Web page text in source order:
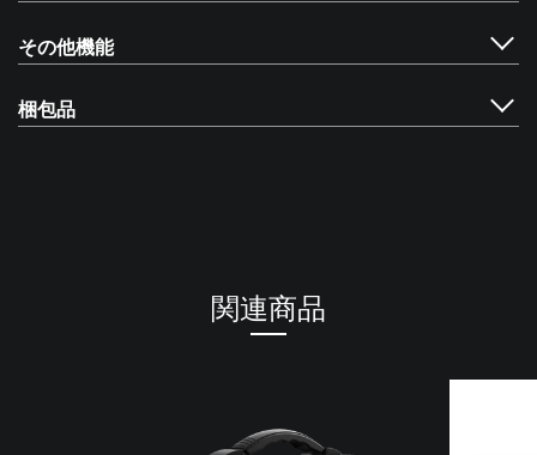
その他機能
梱包品
関連商品